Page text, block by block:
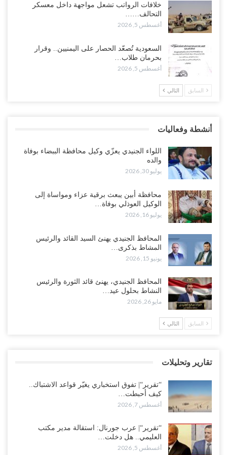
وتعزيزات عسكرية لحماية ترتيبات تصدير النفط..!
أغسطس 5, 2026
وسط معركة سعودية لإسقاط آخر معاقل الزبيدي.. القبائل تستنفر و”درع
الوطن” تبدأ الانتشار..!
أغسطس 5, 2026
خلافات الرواتب تشعل مواجهة داخل معسكر التحالف… والإصلاح يصعّد
تعميد الشهادات يشعل غضباً واسعاً..!
أغسطس 5, 2026
ملفات المال والنفط..!
أغسطس 5, 2026
النفط تلتف حول أفريقيا وسفن تعلن: “لا توجد شحنة…
أغسطس 4, 2026
مليون برميل يشعل غضب حضرموت..!
أغسطس 4, 2026
مدير مكتب العليمي يقدم استقالته.. والخلافات تعصف بالرئاسي وصراع
“تعز“| وسط إعادة رسم النفوذ السعودي.. الإصلاح يجدد اتهامه لطارق
بالتهريب وعينه على المحافظ..!
أغسطس 4, 2026
“شبوة“| مع تحشيدات عسكرية تنذر بجولة جديدة مع السعودية.. الإمارات
تعيد تحشيد قواتها في أهم سواحل اليمن على البحر…
أغسطس 4, 2026
خلافات الرواتب تشعل مواجهة داخل معسكر
التحالف……
أغسطس 5, 2026
السعودية تُصعّد الحصار على اليمنيين.. وقرار
بحرمان طلاب…
أغسطس 5, 2026
السابق التالي
أنشطة وفعاليات
اللواء الجنيدي يعزّي وكيل محافظة الببضاء بوفاة
والده
يوليو 30, 2026
محافظة أبين يبعث برقية عزاء ومواساة إلى
الوكيل العوذلي بوفاة…
يوليو 16, 2026
المحافظ الجنيدي يهنئ السيد القائد والرئيس
المشاط بذكرى…
يونيو 15, 2026
المحافظ الجنيدي، يهنئ قائد الثورة والرئيس
النشاط بحلول عيد…
مايو 26, 2026
السابق التالي
تقارير وتحليلات
“تقرير“| تفوق استخباري يغيّر قواعد الاشتباك..
كيف أحبطت…
أغسطس 7, 2026
“تقرير“| عرب جورنال: استقالة مدير مكتب
العليمي.. هل دخلت…
أغسطس 5, 2026